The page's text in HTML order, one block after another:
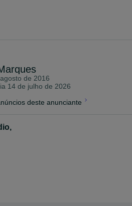
agosto de 2016
14 de julho de 2026
deste anunciante
,